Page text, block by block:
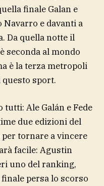
finale Galan e
e davanti a
Da quella notte il
seconda al mondo
è la terza metropoli
sport.
Ale Galán e Fede
due edizioni del
tornare a vincere
facile: Agustin
uno del ranking,
persa lo scorso